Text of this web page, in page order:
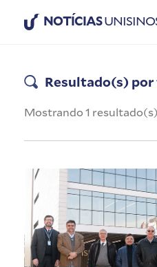
NOTÍCIAS
Resultado(s)
Mostrando 1